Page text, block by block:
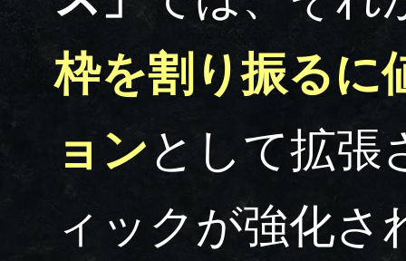
枠を割り振るに
ョンとして拡張
ィックが強化さ